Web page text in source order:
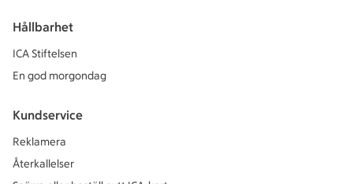
Hållbarhet
ICA Stiftelsen
En god morgondag
Kundservice
Reklamera
Återkallelser